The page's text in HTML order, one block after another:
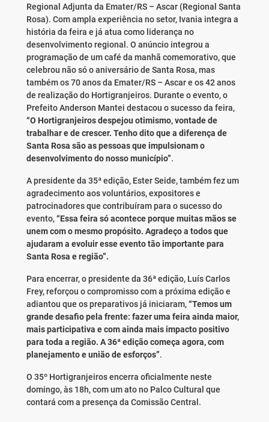
Regional Adjunta da Emater/RS – Ascar (Regional Santa
Rosa). Com ampla experiência no setor, Ivania integra a
história da feira e já atua como liderança no
desenvolvimento regional. O anúncio integrou a
programação de um café da manhã comemorativo, que
celebrou não só o aniversário de Santa Rosa, mas
também os 70 anos da Emater/RS – Ascar e os 42 anos
de realização do Hortigranjeiros. Durante o evento, o
Prefeito Anderson Mantei destacou o sucesso da feira,
“O Hortigranjeiros despejou otimismo, vontade de
trabalhar e de crescer. Tenho dito que a diferença de
Santa Rosa são as pessoas que impulsionam o
desenvolvimento do nosso município”.
A presidente da 35ª edição, Ester Seide, também fez um
agradecimento aos voluntários, expositores e
patrocinadores que contribuíram para o sucesso do
evento,“Essa feira só acontece porque muitas mãos se
unem com o mesmo propósito. Agradeço a todos que
ajudaram a evoluir esse evento tão importante para
Santa Rosa e região”.
Para encerrar, o presidente da 36ª edição, Luís Carlos
Frey, reforçou o compromisso com a próxima edição e
adiantou que os preparativos já iniciaram,“Temos um
grande desafio pela frente: fazer uma feira ainda maior,
mais participativa e com ainda mais impacto positivo
para toda a região. A 36ª edição começa agora, com
planejamento e união de esforços”.
O 35º Hortigranjeiros encerra oficialmente neste
domingo, às 18h, com um ato no Palco Cultural que
contará com a presença da Comissão Central.